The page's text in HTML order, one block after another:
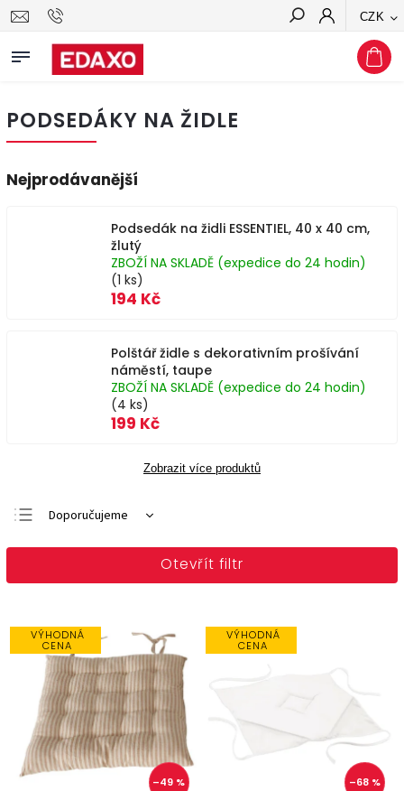
CZK
Hledat
PODSEDÁKY NA ŽIDLE
Nejprodávanější
Podsedák na židli ESSENTIEL, 40 x 40 cm,
žlutý
ZBOŽÍ NA SKLADĚ (expedice do 24 hodin)
(1 ks)
194 Kč
Polštář židle s dekorativním prošívání
náměstí, taupe
ZBOŽÍ NA SKLADĚ (expedice do 24 hodin)
(4 ks)
199 Kč
Zobrazit více produktů
Doporučujeme
Nejlevnější
Abecedně
Otevřít filtr
VÝHODNÁ
CENA
–49 %
VÝHODNÁ
CENA
–68 %